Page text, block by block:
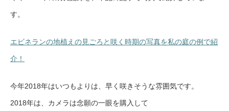
す。
エビネランの地植えの見ごろと咲く時期の写真を私の庭の例で紹
介！
今年2018年はいつもよりは、早く咲きそうな雰囲気です。
2018年は、カメラは念願の一眼を購入して